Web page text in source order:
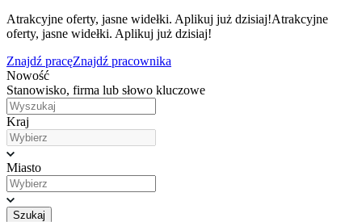
Atrakcyjne oferty, jasne widełki. Aplikuj już dzisiaj!Atrakcyjne
oferty, jasne widełki. Aplikuj już dzisiaj!
Znajdź pracęZnajdź pracownika
Nowość
Stanowisko, firma lub słowo kluczowe
Kraj
Miasto
Szukaj